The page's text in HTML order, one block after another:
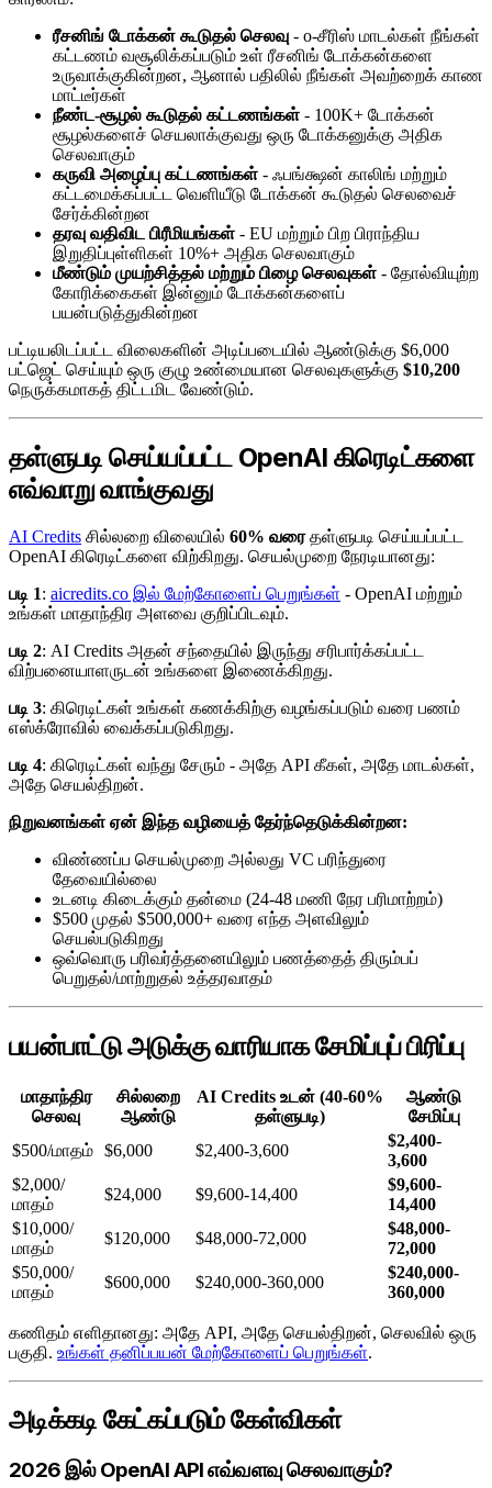
ரீசனிங் டோக்கன் கூடுதல் செலவு - o-சீரிஸ் மாடல்கள் நீங்கள்
கட்டணம் வசூலிக்கப்படும் உள் ரீசனிங் டோக்கன்களை
உருவாக்குகின்றன, ஆனால் பதிலில் நீங்கள் அவற்றைக் காண
மாட்டீர்கள்
நீண்ட-சூழல் கூடுதல் கட்டணங்கள் - 100K+ டோக்கன்
சூழல்களைச் செயலாக்குவது ஒரு டோக்கனுக்கு அதிக
செலவாகும்
கருவி அழைப்பு கட்டணங்கள் - ஃபங்க்ஷன் காலிங் மற்றும்
கட்டமைக்கப்பட்ட வெளியீடு டோக்கன் கூடுதல் செலவைச்
சேர்க்கின்றன
தரவு வதிவிட பிரீமியங்கள் - EU மற்றும் பிற பிராந்திய
இறுதிப்புள்ளிகள் 10%+ அதிக செலவாகும்
மீண்டும் முயற்சித்தல் மற்றும் பிழை செலவுகள் - தோல்வியுற்ற
கோரிக்கைகள் இன்னும் டோக்கன்களைப்
பயன்படுத்துகின்றன
பட்டியலிடப்பட்ட விலைகளின் அடிப்படையில் ஆண்டுக்கு $6,000
பட்ஜெட் செய்யும் ஒரு குழு உண்மையான செலவுகளுக்கு $10,200
நெருக்கமாகத் திட்டமிட வேண்டும்.
தள்ளுபடி செய்யப்பட்ட OpenAI கிரெடிட்களை
எவ்வாறு வாங்குவது
AI Credits சில்லறை விலையில் 60% வரைதள்ளுபடி செய்யப்பட்ட
OpenAI கிரெடிட்களை விற்கிறது. செயல்முறை நேரடியானது:
படி 1: aicredits.co இல் மேற்கோளைப் பெறுங்கள் - OpenAI மற்றும்
உங்கள் மாதாந்திர அளவை குறிப்பிடவும்.
படி 2: AI Credits அதன் சந்தையில் இருந்து சரிபார்க்கப்பட்ட
விற்பனையாளருடன் உங்களை இணைக்கிறது.
படி 3: கிரெடிட்கள் உங்கள் கணக்கிற்கு வழங்கப்படும் வரை பணம்
எஸ்க்ரோவில் வைக்கப்படுகிறது.
படி 4: கிரெடிட்கள் வந்து சேரும் - அதே API கீகள், அதே மாடல்கள்,
அதே செயல்திறன்.
நிறுவனங்கள் ஏன் இந்த வழியைத் தேர்ந்தெடுக்கின்றன:
விண்ணப்ப செயல்முறை அல்லது VC பரிந்துரை
தேவையில்லை
உடனடி கிடைக்கும் தன்மை (24-48 மணி நேர பரிமாற்றம்)
$500 முதல் $500,000+ வரை எந்த அளவிலும்
செயல்படுகிறது
ஒவ்வொரு பரிவர்த்தனையிலும் பணத்தைத் திரும்பப்
பெறுதல்/மாற்றுதல் உத்தரவாதம்
பயன்பாட்டு அடுக்கு வாரியாக சேமிப்புப் பிரிப்பு
மாதாந்திர
செலவு
சில்லறை
ஆண்டு
AI Credits உடன் (40-60%
தள்ளுபடி)
ஆண்டு
சேமிப்பு
$500/மாதம் $6,000 $2,400-3,600
$2,400-
3,600
$2,000/
மாதம்
$24,000 $9,600-14,400
$9,600-
14,400
$10,000/
மாதம்
$120,000 $48,000-72,000
$48,000-
72,000
$50,000/
மாதம்
$600,000 $240,000-360,000
$240,000-
360,000
கணிதம் எளிதானது: அதே API, அதே செயல்திறன், செலவில் ஒரு
பகுதி. உங்கள் தனிப்பயன் மேற்கோளைப் பெறுங்கள்.
அடிக்கடி கேட்கப்படும் கேள்விகள்
2026 இல் OpenAI API எவ்வளவு செலவாகும்?